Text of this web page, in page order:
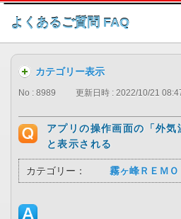
このページの本
よくあるご質問 FAQ
カテゴリー表示
No : 8989 更新日時 : 2022/10/21
アプリの操作画面の「外気
と表示される
カテゴリー： 霧ヶ峰ＲＥＭＯ